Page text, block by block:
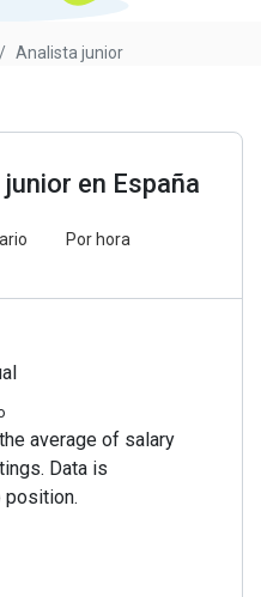
Analista junior
en España
Por hora
average of salary
Data is
position.